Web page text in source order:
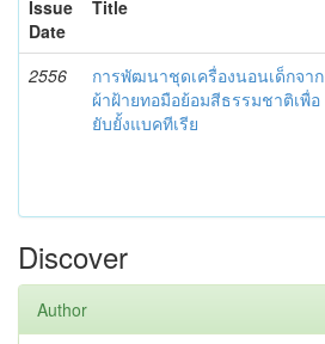
Issue
Date
Title
2556
การพัฒนาชุดเครื่องนอนเด็กจาก
ผ้าฝ้ายทอมือย้อมสีธรรมชาติเพื่อ
ยับยั้งแบคทีเรีย
Discover
Author